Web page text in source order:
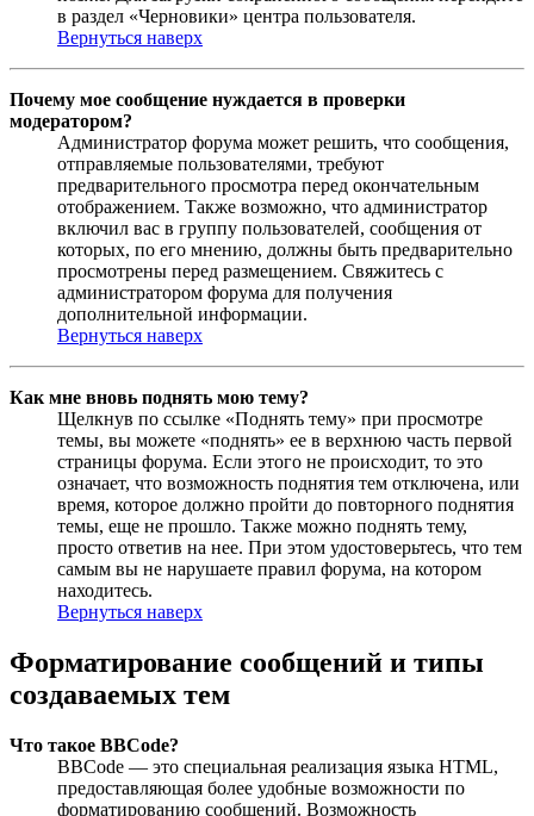
в раздел «Черновики» центра пользователя.
Вернуться наверх
Почему мое сообщение нуждается в проверки
модератором?
Администратор форума может решить, что сообщения,
отправляемые пользователями, требуют
предварительного просмотра перед окончательным
отображением. Также возможно, что администратор
включил вас в группу пользователей, сообщения от
которых, по его мнению, должны быть предварительно
просмотрены перед размещением. Свяжитесь с
администратором форума для получения
дополнительной информации.
Вернуться наверх
Как мне вновь поднять мою тему?
Щелкнув по ссылке «Поднять тему» при просмотре
темы, вы можете «поднять» ее в верхнюю часть первой
страницы форума. Если этого не происходит, то это
означает, что возможность поднятия тем отключена, или
время, которое должно пройти до повторного поднятия
темы, еще не прошло. Также можно поднять тему,
просто ответив на нее. При этом удостоверьтесь, что тем
самым вы не нарушаете правил форума, на котором
находитесь.
Вернуться наверх
Форматирование сообщений и типы
создаваемых тем
Что такое BBCode?
BBCode — это специальная реализация языка HTML,
предоставляющая более удобные возможности по
форматированию сообщений. Возможность